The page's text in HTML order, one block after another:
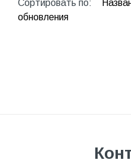
Сортировать по:
обновления